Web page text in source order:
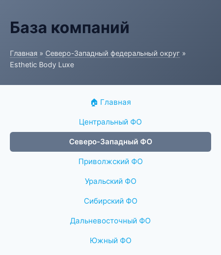
База компаний
Главная » Северо-Западный федеральный округ »
Esthetic Body Luxe
🏠 Главная
Центральный ФО
Северо-Западный ФО
Приволжский ФО
Уральский ФО
Сибирский ФО
Дальневосточный ФО
Южный ФО